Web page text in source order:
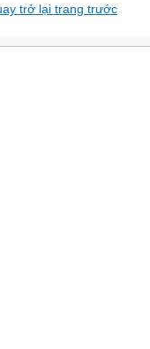
trở lại trang trước